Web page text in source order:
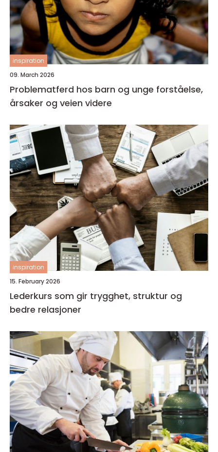
inspiration
09. March 2026
Problematferd hos barn og unge forståelse,
årsaker og veien videre
inspiration
15. February 2026
Lederkurs som gir trygghet, struktur og
bedre relasjoner